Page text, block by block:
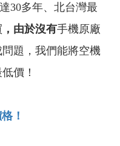
30多年、北台灣最
，由於沒有手機原廠
題，我們能將空機
價！
！